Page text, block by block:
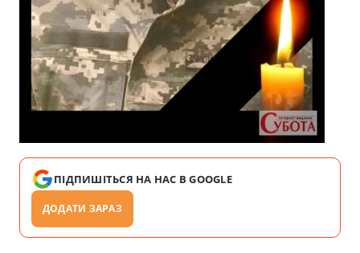
ПІДПИШІТЬСЯ НА НАС В GOOGLE
ДОДАТИ ЗАРАЗ